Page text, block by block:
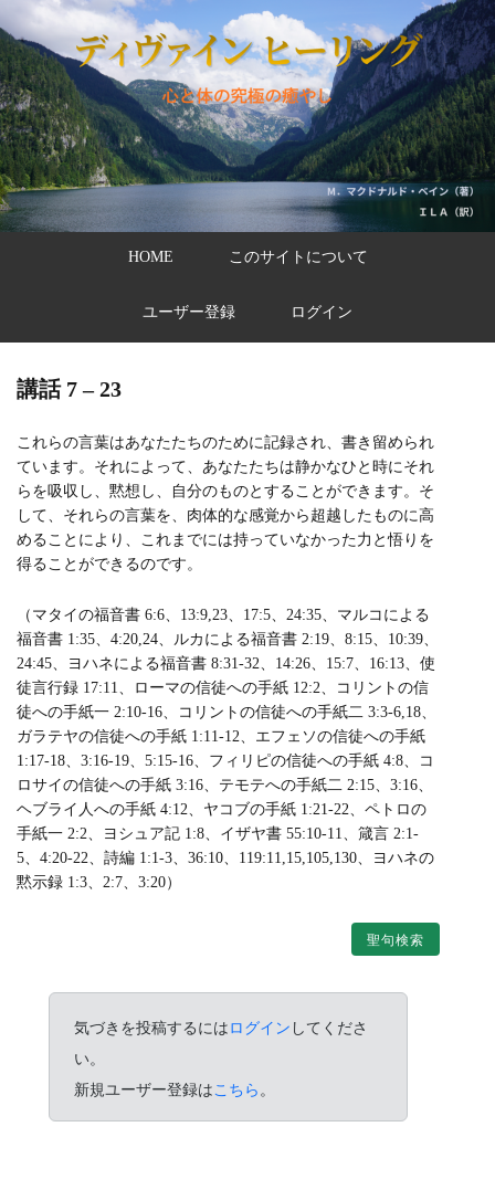
HOME このサイトについて
ユーザー登録 ログイン
講話 7 – 23
これらの言葉はあなたたちのために記録され、書き留められ
ています。それによって、あなたたちは静かなひと時にそれ
らを吸収し、黙想し、自分のものとすることができます。そ
して、それらの言葉を、肉体的な感覚から超越したものに高
めることにより、これまでには持っていなかった力と悟りを
得ることができるのです。
（マタイの福音書 6:6、13:9,23、17:5、24:35、マルコによる
福音書 1:35、4:20,24、ルカによる福音書 2:19、8:15、10:39、
24:45、ヨハネによる福音書 8:31-32、14:26、15:7、16:13、使
徒言行録 17:11、ローマの信徒への手紙 12:2、コリントの信
徒への手紙一 2:10-16、コリントの信徒への手紙二 3:3-6,18、
ガラテヤの信徒への手紙 1:11-12、エフェソの信徒への手紙
1:17-18、3:16-19、5:15-16、フィリピの信徒への手紙 4:8、コ
ロサイの信徒への手紙 3:16、テモテへの手紙二 2:15、3:16、
ヘブライ人への手紙 4:12、ヤコブの手紙 1:21-22、ペトロの
手紙一 2:2、ヨシュア記 1:8、イザヤ書 55:10-11、箴言 2:1-
5、4:20-22、詩編 1:1-3、36:10、119:11,15,105,130、ヨハネの
黙示録 1:3、2:7、3:20）
聖句検索
気づきを投稿するにはログイン してくださ
い。
新規ユーザー登録はこちら 。